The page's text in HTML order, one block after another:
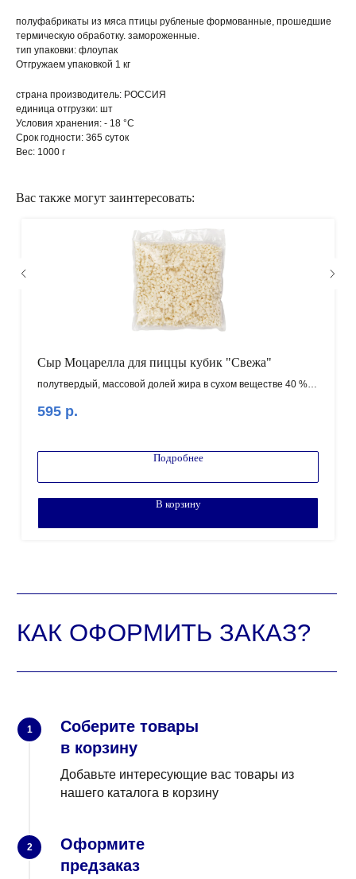
полуфабрикаты из мяса птицы рубленые формованные, прошедшие
термическую обработку. замороженные.
тип упаковки: флоупак
Отгружаем упаковкой 1 кг
страна производитель: РОССИЯ
единица отгрузки: шт
Условия хранения: - 18 °C
Срок годности: 365 суток
Вес: 1000 г
Вас также могут заинтересовать:
Сыр Моцарелла для пиццы кубик "Свежа"
полутвердый, массовой долей жира в сухом веществе 40 %
1 коробка = 8кг
595 р.
Подробнее
В корзину
КАК ОФОРМИТЬ ЗАКАЗ?
1
Соберите товары
в корзину
Добавьте интересующие вас товары из
нашего каталога в корзину
2
Оформите
предзаказ